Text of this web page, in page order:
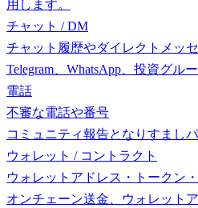
用します。
チャット / DM
チャット履歴やダイレクトメッ
Telegram、WhatsApp、投資グル
電話
不審な電話や番号
コミュニティ報告となりすまし
ウォレット / コントラクト
ウォレットアドレス・トークン
オンチェーン送金、ウォレット